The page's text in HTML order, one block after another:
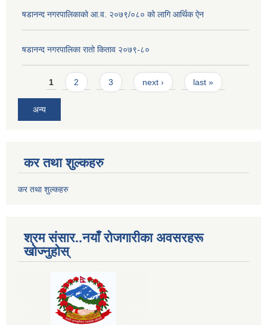
षडानन्द नगरपालिकाको आ.व. २०७९/०८० को लागि आर्थिक ऐन
षडानन्द नगरपालिका रातो किताव २०७९-८०
Pages
1 2 3 next › last »
अन्य
कर तथा शुल्कहरु
कर तथा शुल्कहरु
श्रम संसार..नयाँ रोजगारीका अवसरहरू
खोज्नुहोस्